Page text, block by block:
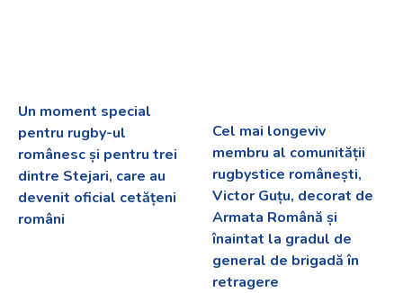
Un moment special
pentru rugby-ul
românesc și pentru trei
dintre Stejari, care au
devenit oficial cetățeni
români
Cel mai longeviv
membru al comunității
rugbystice românești,
Victor Guțu, decorat de
Armata Română și
înaintat la gradul de
general de brigadă în
retragere